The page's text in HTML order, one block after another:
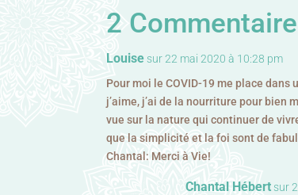
2
Louise sur 22 mai 2020 à 10:28 pm
Pour moi le COVID-19 me place
j’aime, j’ai de la nourriture pour bien
vue sur la nature qui continuer de
que la simplicité et la foi sont de
Chantal: Merci à Vie!
Chantal Hébert sur